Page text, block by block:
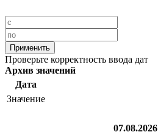
Проверьте корректность ввода дат
Архив значений
Дата
Значение
07.08.2026